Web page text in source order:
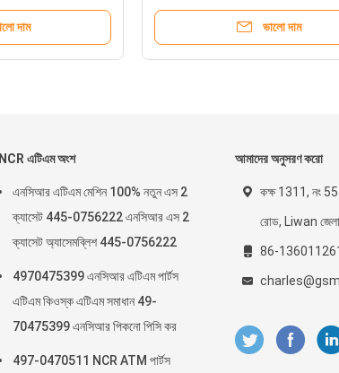
ভালো দাম
NCR এটিএম অংশ
এনসিআর এটিএম মেশিন 100% নতুন এস 2
ক্যাসেট 445-0756222 এনসিআর এস 2
ক্যাসেট অ্যাসেমব্লিশ 445-0756222
4970475399 এনসিআর এটিএম পার্টস
এটিএম কিওস্ক এটিএম সমাধান 49-
70475399 এনসিআর পিকনো পিসি কর
497-0470511 NCR ATM পার্টস
আমাদের অনুসরণ করো
কক্ষ 1311, নং 555,
রোড, Liwan জেলা,
86-